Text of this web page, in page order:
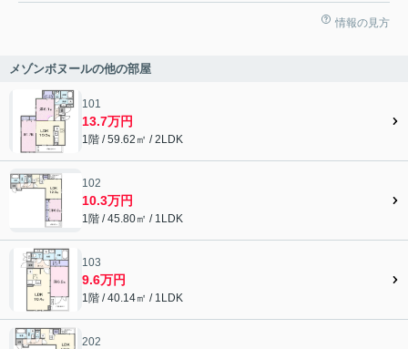
情報の見方
メゾンボヌールの他の部屋
101
13.7万円
1階 / 59.62㎡ / 2LDK
102
10.3万円
1階 / 45.80㎡ / 1LDK
103
9.6万円
1階 / 40.14㎡ / 1LDK
202